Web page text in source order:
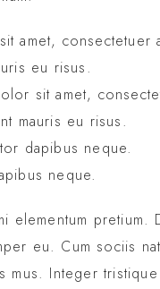
amet, consectetuer
eu risus.
sit amet,
mauris eu risus.
dapibus neque.
neque.
elementum pretium.
eu. Cum sociis
mus. Integer